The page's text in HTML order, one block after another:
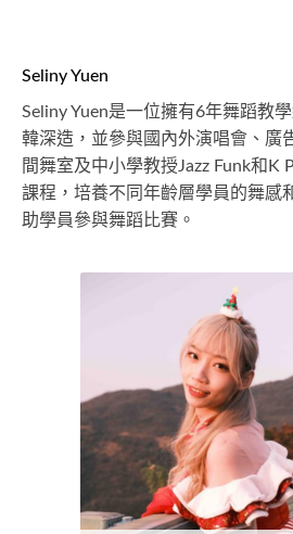
Seliny Yuen
Seliny Yuen是一位擁有6年舞蹈教
韓深造，並參與國內外演唱會、廣
間舞室及中小學教授Jazz Funk和K
課程，培養不同年齡層學員的舞感
助學員參與舞蹈比賽。